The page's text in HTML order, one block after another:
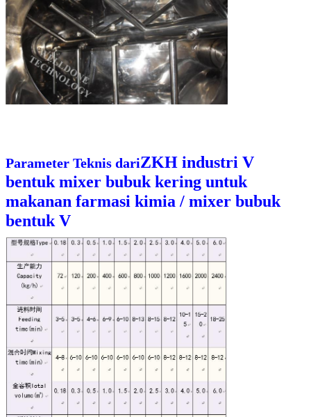
Parameter Teknis dariZKH industri V
bentuk mixer bubuk kering untuk
makanan farmasi kimia / mixer bubuk
bentuk V